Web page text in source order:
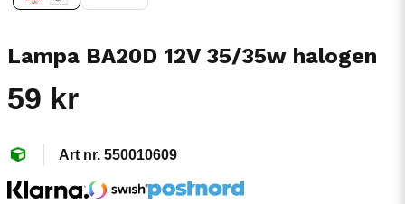
Lampa BA20D 12V 35/35w halogen
59 kr
550010609